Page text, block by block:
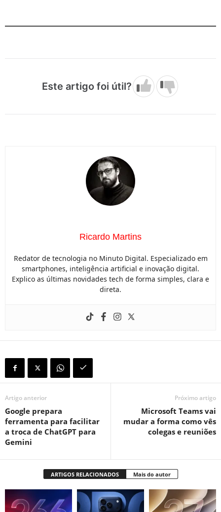
Este artigo foi útil?
Ricardo Martins
Redator de tecnologia no Minuto Digital. Especializado em
smartphones, inteligência artificial e inovação digital.
Explico as últimas novidades tech de forma simples, clara e
direta.
Artigo anterior
Google prepara
ferramenta para facilitar
a troca de ChatGPT para
Gemini
Próximo artigo
Microsoft Teams vai
mudar a forma como vês
colegas e reuniões
ARTIGOS RELACIONADOS Mais do autor